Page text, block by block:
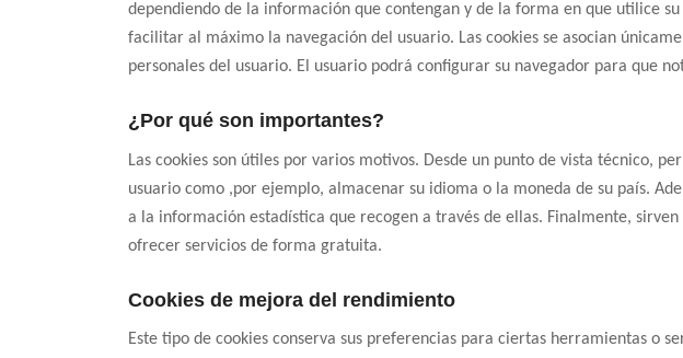
dependiendo de la información que contengan y de la forma en que utilice
facilitar al máximo la navegación del usuario. Las cookies se asocian
personales del usuario. El usuario podrá configurar su navegador para que
¿Por qué son importantes?
Las cookies son útiles por varios motivos. Desde un punto de vista técnico,
usuario como ,por ejemplo, almacenar su idioma o la moneda de su país.
a la información estadística que recogen a través de ellas. Finalmente,
ofrecer servicios de forma gratuita.
Cookies de mejora del rendimiento
Este tipo de cookies conserva sus preferencias para ciertas herramientas o